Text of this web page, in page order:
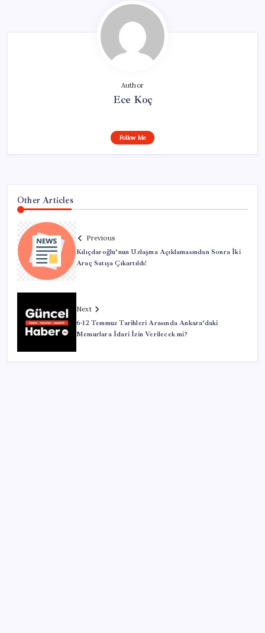
Author
Ece Koç
Follow Me
Other Articles
Previous
Kılıçdaroğlu’nun Uzlaşma Açıklamasından Sonra İki
Araç Satışa Çıkartıldı!
Next
6-12 Temmuz Tarihleri Arasında Ankara’daki
Memurlara İdari İzin Verilecek mi?